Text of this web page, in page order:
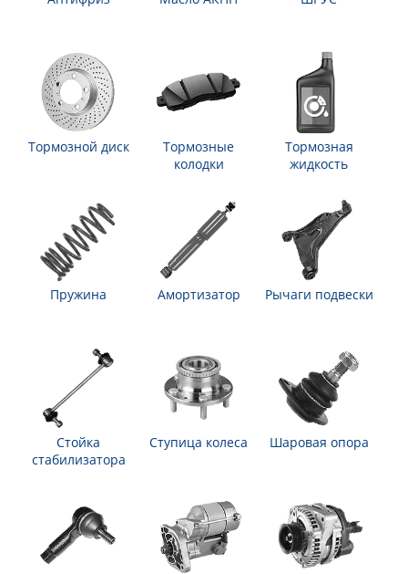
Тормозной диск
Тормозные
колодки
Тормозная
жидкость
Пружина Амортизатор Рычаги подвески
Стойка
стабилизатора
Ступица колеса Шаровая опора